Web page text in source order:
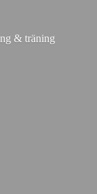
& träning